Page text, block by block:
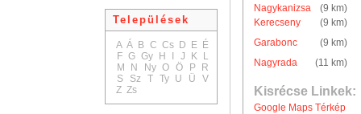
Települések
A Á B C Cs D E É
F G Gy H J K
L
M
N Ny O Ö P
R
S
Sz T Ty U Ü
V
Z Zs
Nagykanizsa
(9 km)
Kerecseny
(9 km)
Garabonc
(9 km)
Nagyrada
(11 km)
Kisrécse Linkek:
Google Maps Térkép